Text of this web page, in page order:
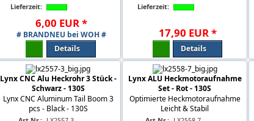
Lieferzeit:
6,00 EUR*
# BRANDNEU bei WOH #
Details
Lieferzeit:
17,90 EUR*
Details
Lynx CNC Alu Heckrohr 3 Stück -
Schwarz - 130S
Lynx CNC Aluminum Tail Boom 3
pcs - Black - 130S
Lynx ALU Heckmotoraufnahme
Set - Rot - 130S
Optimierte Heckmotoraufnahme
Leicht & Stabil